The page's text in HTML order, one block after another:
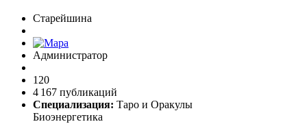
Старейшина
Администратор
120
4 167 публикаций
Специализация: Таро и Оракулы
Биоэнергетика